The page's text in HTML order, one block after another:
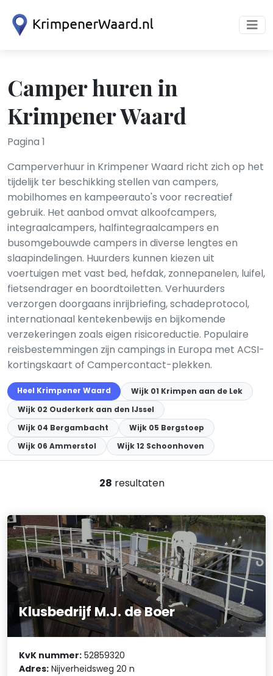
Camper huren in
Krimpener Waard
Pagina 1
Camperverhuur in Krimpener Waard richt zich op het
tijdelijk ter beschikking stellen van campers,
mobilhomes en kampeerauto's voor recreatief
gebruik. Het aanbod omvat alkoof­campers,
integraalcampers, halfintegraalcampers en
busomgebouwde campers in diverse lengtes en
slaapindelingen. Huurders kunnen kiezen uit
voertuigen met vast bed, hef­dak, zonnepanelen, luifel,
fietsendrager en boordtoiletten. Verhuurders
verzorgen doorgaans inrijbriefing, schadeprotocol,
internationaal kentekenbewijs en bijkomende
verzekeringen zoals eigen risico­reductie. Populaire
reisbestemmingen zijn campings in Europa met ACSI-
kortingskaart of Campercontact-plekken.
Heel Krimpener Waard
Wijk 01 Krimpen aan de Lek
Wijk 02 Ouderkerk aan den IJssel
Wijk 04 Bergambacht
Wijk 05 Bergstoep
Wijk 06 Ammerstol
Wijk 12 Schoonhoven
28 resultaten
Klusbedrijf M.J. de Boer
KvK nummer: 52859320
Adres: Nijverheidsweg 20 n